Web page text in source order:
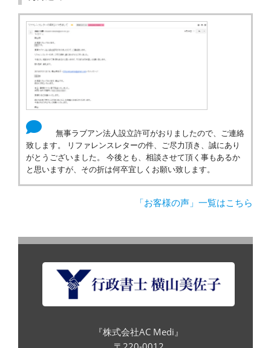
無事ラブアン法人設立許可がおりましたので、ご連絡
致します。 リファレンスレターの件、ご尽力頂き、誠にあり
がとうございました。 今後とも、相談させて頂く事もあるか
と思いますが、その折は何卒宜しくお願い致します。
「お客様の声」一覧はこちら
『株式会社AC Medi』